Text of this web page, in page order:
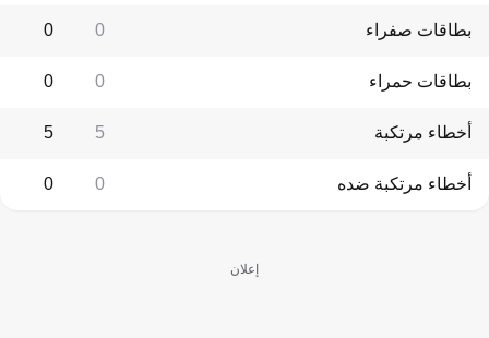
بطاقات صفراء 0
0
بطاقات حمراء 0
0
أخطاء مرتكبة 5
5
أخطاء مرتكبة ضده 0
0
إعلان